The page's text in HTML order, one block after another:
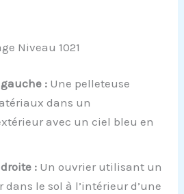
Niveau 1021
: Une pelleteuse
dans un
avec un ciel bleu en
: Un ouvrier utilisant un
le sol à l’intérieur d’une